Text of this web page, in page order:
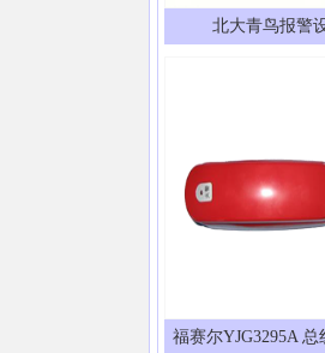
北大青鸟报警
福赛尔YJG3295A